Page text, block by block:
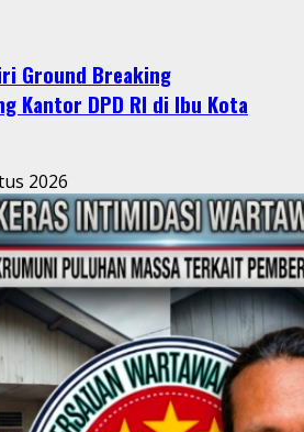
Ground Breaking
Kantor DPD RI di Ibu Kota
2026